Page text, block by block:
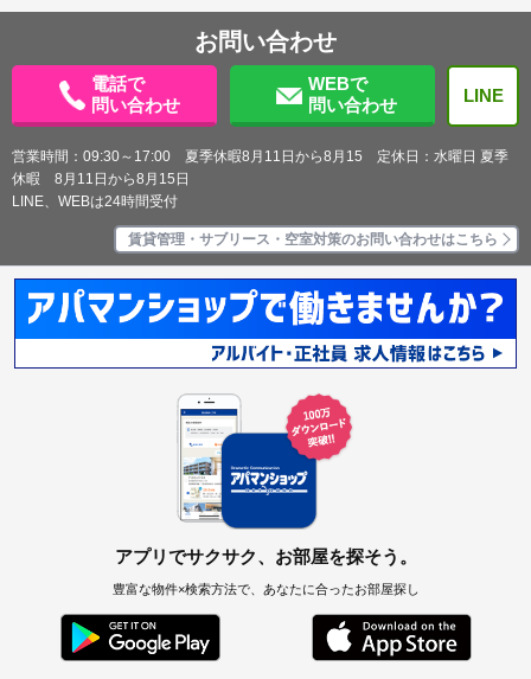
お問い合わせ
電話で
問い合わせ
WEBで
問い合わせ
LINE
営業時間：09:30～17:00 夏季休暇8月11日から8月15 定休日：水曜日 夏季
休暇 8月11日から8月15日
LINE、WEBは24時間受付
賃貸管理・サブリース・空室対策のお問い合わせはこちら
アプリでサクサク、お部屋を探そう。
豊富な物件×検索方法で、あなたに合ったお部屋探し